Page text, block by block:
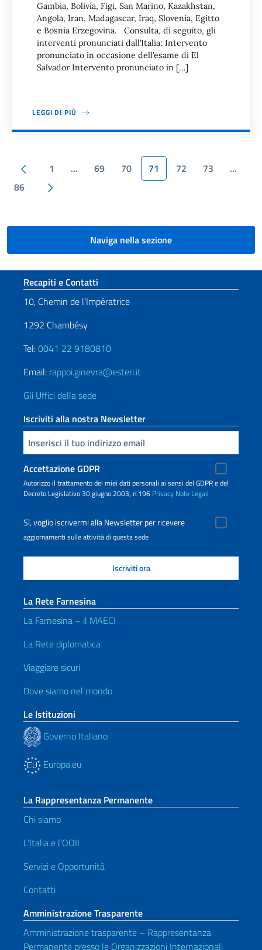
Gambia, Bolivia, Figi, San Marino, Kazakhstan,
Angola, Iran, Madagascar, Iraq, Slovenia, Egitto
e Bosnia Erzegovina. Consulta, di seguito, gli
interventi pronunciati dall’Italia: Intervento
pronunciato in occasione dell’esame di El
Salvador Intervento pronunciato in […]
LEGGI DI PIÙ
Paginazione
Pagina precedente
1 … 69 70 71 72 73
…
86
Naviga nella sezione
Sezione footer
Recapiti e Contatti
10, Chemin de l’Impératrice
1292 Chambésy
Tel:0041 22 9180810
Email: rappoi.ginevra@esteri.it
Gli Uffici della sede
Iscriviti alla nostra Newsletter
Inserisci la tua email
Accettazione GDPR
Autorizzo il trattamento dei miei dati personali ai sensi del GDPR e del
Decreto Legislativo 30 giugno 2003, n.196 Privacy Note Legali
Sì, voglio iscrivermi alla Newsletter per ricevere
aggiornamenti sulle attività di questa sede
La Rete Farnesina
La Farnesina – il MAECI
La Rete diplomatica
Viaggiare sicuri
Dove siamo nel mondo
Le Istituzioni
Governo Italiano
Europa.eu
La Rappresentanza Permanente
Chi siamo
L’Italia e l’OOII
Servizi e Opportunità
Contatti
Amministrazione Trasparente
Amministrazione trasparente – Rappresentanza
Permanente presso le Organizzazioni Internazionali